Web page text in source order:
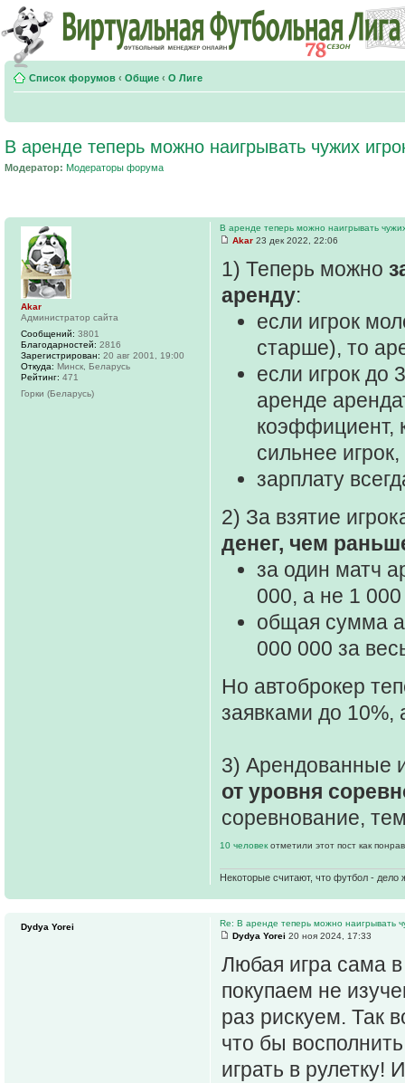
Список форумов ‹ Общие ‹ О Лиге
В аренде теперь можно наигрывать чужих
Модератор: Модераторы форума
В аренде теперь можно наигрывать
Akar 23 дек 2022, 22:06
1) Теперь можно
аренду:
если игрок
старше), то
если игрок до
аренде
коэффициент,
сильнее
зарплату
2) За взятие
денег, чем
за один матч
000, а не 1
общая сумма
000 000 за
Но автоброкер
заявками до
3) Арендованные
от уровня
соревнование,
10 человек отметили этот пост как
Некоторые считают, что футбол -
Akar
Администратор сайта
Сообщений: 3801
Благодарностей: 2816
Зарегистрирован: 20 авг 2001, 19:00
Откуда: Минск, Беларусь
Рейтинг: 471
Горки (Беларусь)
Re: В аренде теперь можно наигрывать
Dydya Yorei 20 ноя 2024, 17:33
Любая игра сама
покупаем не
раз рискуем. Так
что бы
играть в рулетку!
Dydya Yorei